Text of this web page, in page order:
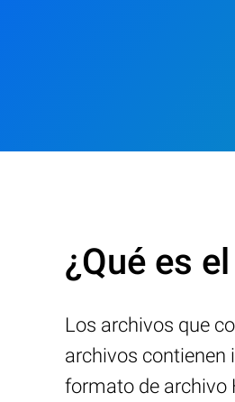
¿Qué es
Los archivos que
archivos contienen
formato de archivo